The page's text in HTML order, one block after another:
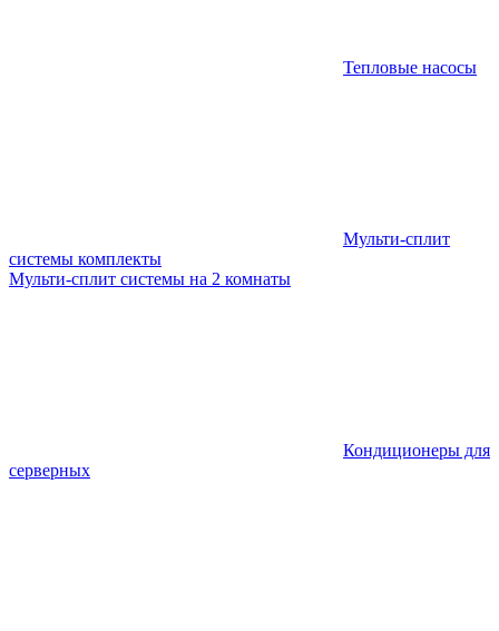
Тепловые насосы
Мульти-сплит
системы комплекты
Мульти-сплит системы на 2 комнаты
Кондиционеры для
серверных